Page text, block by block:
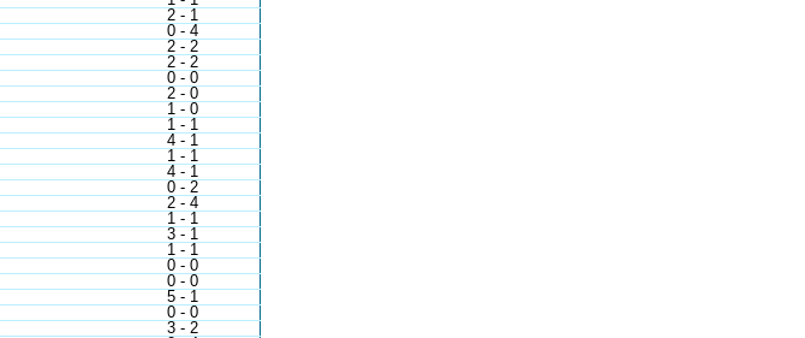
2 - 1
0 - 4
2 - 2
2 - 2
0 - 0
2 - 0
1 - 0
1 - 1
4 - 1
1 - 1
4 - 1
0 - 2
2 - 4
1 - 1
3 - 1
1 - 1
0 - 0
0 - 0
5 - 1
0 - 0
3 - 2